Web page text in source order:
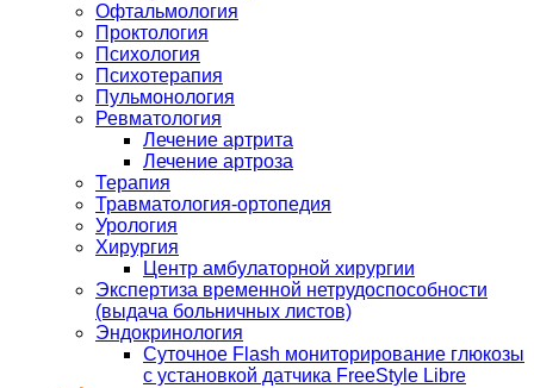
Офтальмология
Проктология
Психология
Психотерапия
Пульмонология
Ревматология
Лечение артрита
Лечение артроза
Терапия
Травматология-ортопедия
Урология
Хирургия
Центр амбулаторной хирургии
Экспертиза временной нетрудоспособности
(выдача больничных листов)
Эндокринология
Суточное Flash мониторирование глюкозы
с установкой датчика FreeStyle Libre